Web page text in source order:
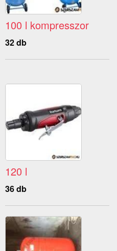
100 l kompresszor
32 db
120 l
36 db